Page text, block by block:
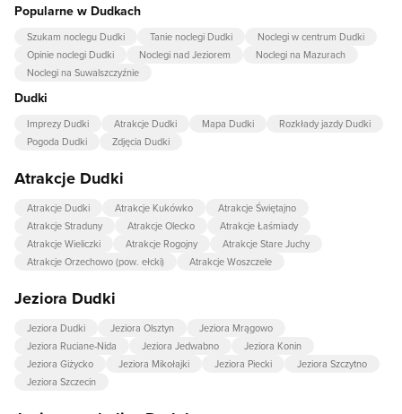
Popularne w Dudkach
Szukam noclegu Dudki Tanie noclegi Dudki
Noclegi w centrum Dudki
Opinie noclegi Dudki
Noclegi nad Jeziorem
Noclegi na Mazurach
Noclegi na Suwalszczyźnie
Dudki
Imprezy Dudki Atrakcje Dudki Mapa Dudki
Rozkłady jazdy Dudki
Pogoda Dudki
Zdjęcia Dudki
Atrakcje Dudki
Atrakcje Dudki Atrakcje Kukówko
Atrakcje Świętajno
Atrakcje Straduny
Atrakcje Olecko
Atrakcje Łaśmiady
Atrakcje Wieliczki
Atrakcje Rogojny
Atrakcje Stare Juchy
Atrakcje Orzechowo (pow. ełcki)
Atrakcje Woszczele
Jeziora Dudki
Jeziora Dudki Jeziora Olsztyn
Jeziora Mrągowo
Jeziora Ruciane-Nida
Jeziora Jedwabno
Jeziora Konin
Jeziora Giżycko
Jeziora Mikołajki Jeziora Piecki
Jeziora Szczytno
Jeziora Szczecin